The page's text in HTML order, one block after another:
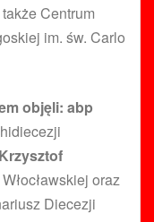
Centrum
im. św. Carlo
objęli: abp
Krzysztof
oraz
Diecezji